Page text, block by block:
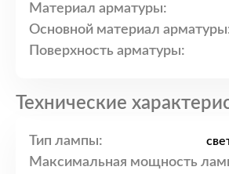
Материал арматуры:
Основной материал
Поверхность арматуры:
Технические
Тип лампы:
Максимальная мощность